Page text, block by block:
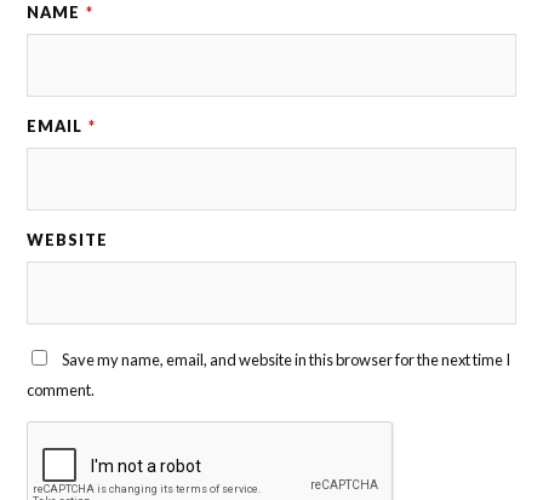
NAME *
EMAIL *
WEBSITE
Save my name, email, and website in this browser for the next time I
comment.